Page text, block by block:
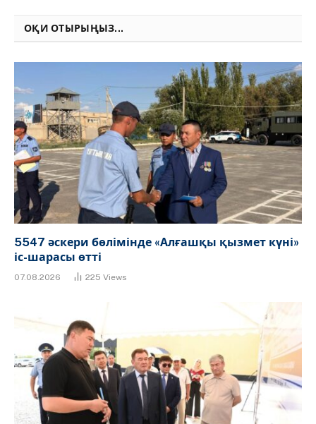
ОҚИ ОТЫРЫҢЫЗ...
5547 әскери бөлімінде «Алғашқы қызмет күні»
іс-шарасы өтті
07.08.2026 225 Views